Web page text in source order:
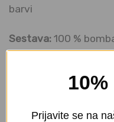
barvi
Sestava: 100 %
stopalom mehkobo,
10%
Prijavite se na